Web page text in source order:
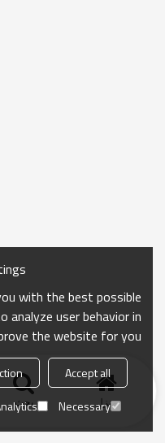
منزل بحث
with the best possible
analyze user behavior in
the website for you.
Accept all
Necessary